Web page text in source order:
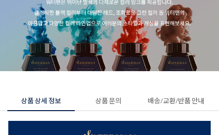
상품 상세 정보 상품 문의 배송/교환/반품 안내